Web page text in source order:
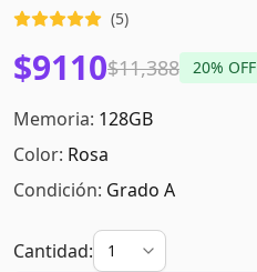
(5)
$9110$11,388 20% OFF
Memoria: 128GB
Color: Rosa
Condición: Grado A
Cantidad: